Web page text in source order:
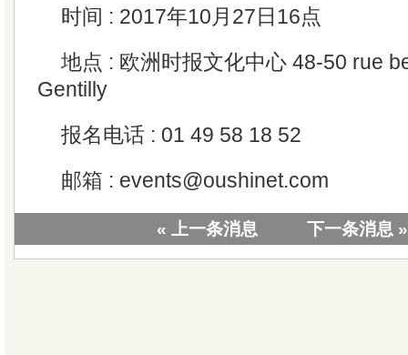
时间 : 2017年10月27日16点
地点 : 欧洲时报文化中心 48-50 rue
Gentilly
报名电话 : 01 49 58 18 52
邮箱 : events@oushinet.com
« 上一条消息 下一条消息 »